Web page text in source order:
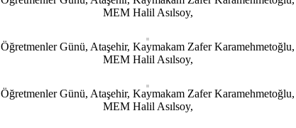
MEM Halil Asılsoy,
Öğretmenler Günü, Ataşehir, Kaymakam Zafer Karamehmetoğlu,
MEM Halil Asılsoy,
Öğretmenler Günü, Ataşehir, Kaymakam Zafer Karamehmetoğlu,
MEM Halil Asılsoy,